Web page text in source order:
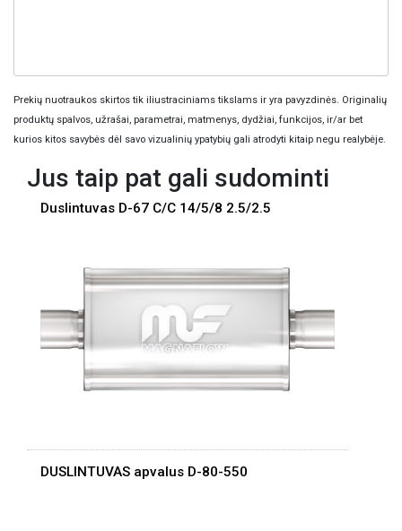
Prekių nuotraukos skirtos tik iliustraciniams tikslams ir yra pavyzdinės. Originalių
produktų spalvos, užrašai, parametrai, matmenys, dydžiai, funkcijos, ir/ar bet
kurios kitos savybės dėl savo vizualinių ypatybių gali atrodyti kitaip negu realybėje.
Jus taip pat gali sudominti
Duslintuvas D-67 C/C 14/5/8 2.5/2.5
DUSLINTUVAS apvalus D-80-550